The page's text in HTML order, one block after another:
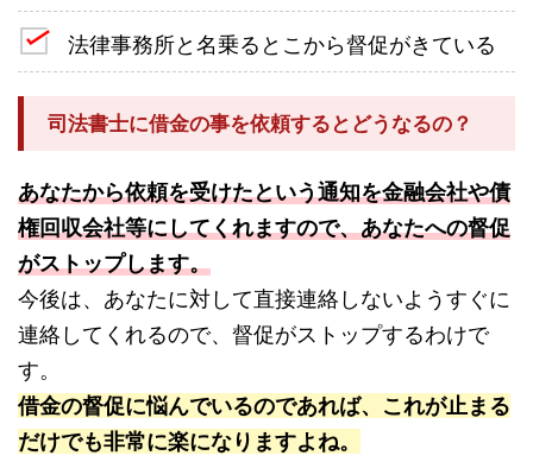
法律事務所と名乗るとこから督促がきている
司法書士に借金の事を依頼するとどうなるの？
あなたから依頼を受けたという通知を金融会社や債
権回収会社等にしてくれますので、あなたへの督促
がストップします。
今後は、あなたに対して直接連絡しないようすぐに
連絡してくれるので、督促がストップするわけで
す。
借金の督促に悩んでいるのであれば、これが止まる
だけでも非常に楽になりますよね。